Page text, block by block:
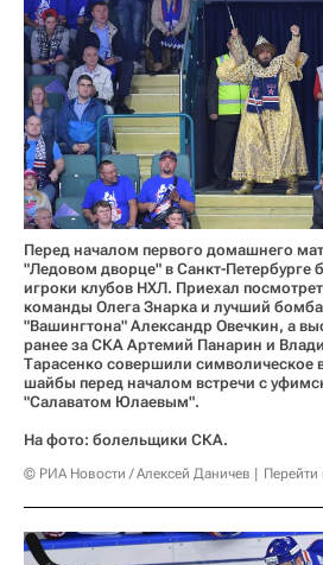
Перед началом первого домашнего
"Ледовом дворце" в Санкт-Петербурге
игроки клубов НХЛ. Приехал
команды Олега Знарка и лучший
"Вашингтона" Александр Овечкин, а
ранее за СКА Артемий Панарин и
Тарасенко совершили символическое
шайбы перед началом встречи с
"Салаватом Юлаевым".
На фото: болельщики СКА.
© РИА Новости / Алексей Даничев